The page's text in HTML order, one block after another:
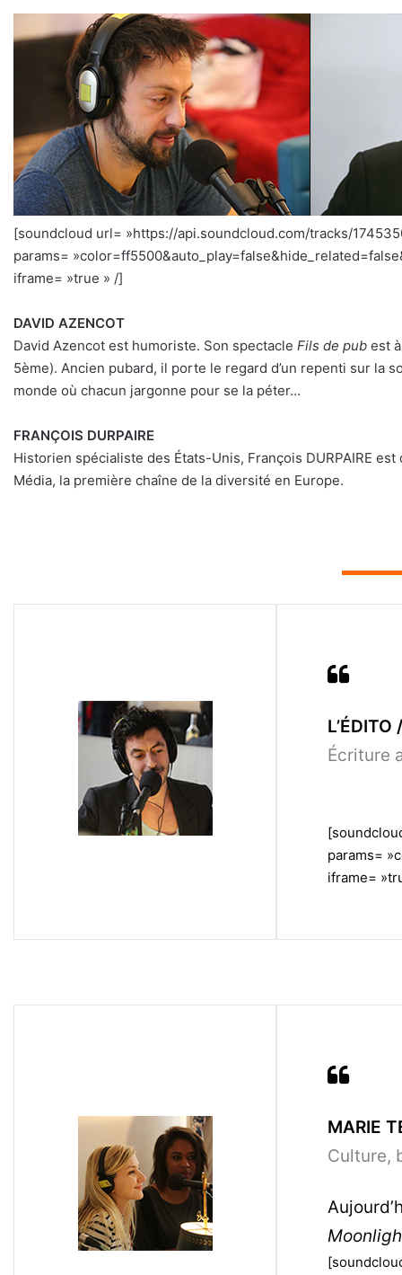
[soundcloud url= »https://api.soundcloud.com/tracks/
params=
iframe= »true » /]
DAVID AZENCOT
David Azencot est humoriste. Son spectacle Fils de pub est
5ème). Ancien pubard, il porte le regard d’un repenti sur la
monde où chacun jargonne pour se la péter…
FRANÇOIS DURPAIRE
Historien spécialiste des États-Unis, François DURPAIRE
Média, la première chaîne de la diversité en Europe.
Écriture
params=
iframe=
MARIE
Culture,